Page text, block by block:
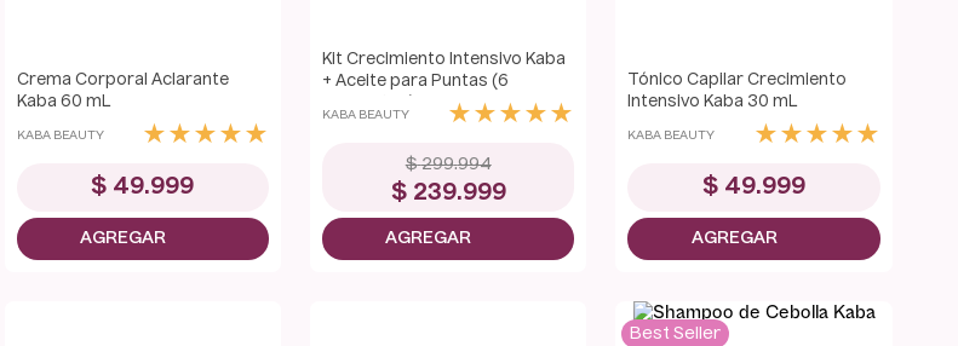
Crema Corporal Aclarante
Kaba 60 mL
KABA BEAUTY ★ ★ ★ ★ ★
$ 49.999
Kit Crecimiento Intensivo Kaba
+ Aceite para Puntas (6
KABA BEAUTY ★ ★ ★ ★ ★
$ 299.994
$ 239.999
Tónico Capilar Crecimiento
Intensivo Kaba 30 mL
KABA BEAUTY ★ ★ ★ ★ ★
$ 49.999
Best Seller